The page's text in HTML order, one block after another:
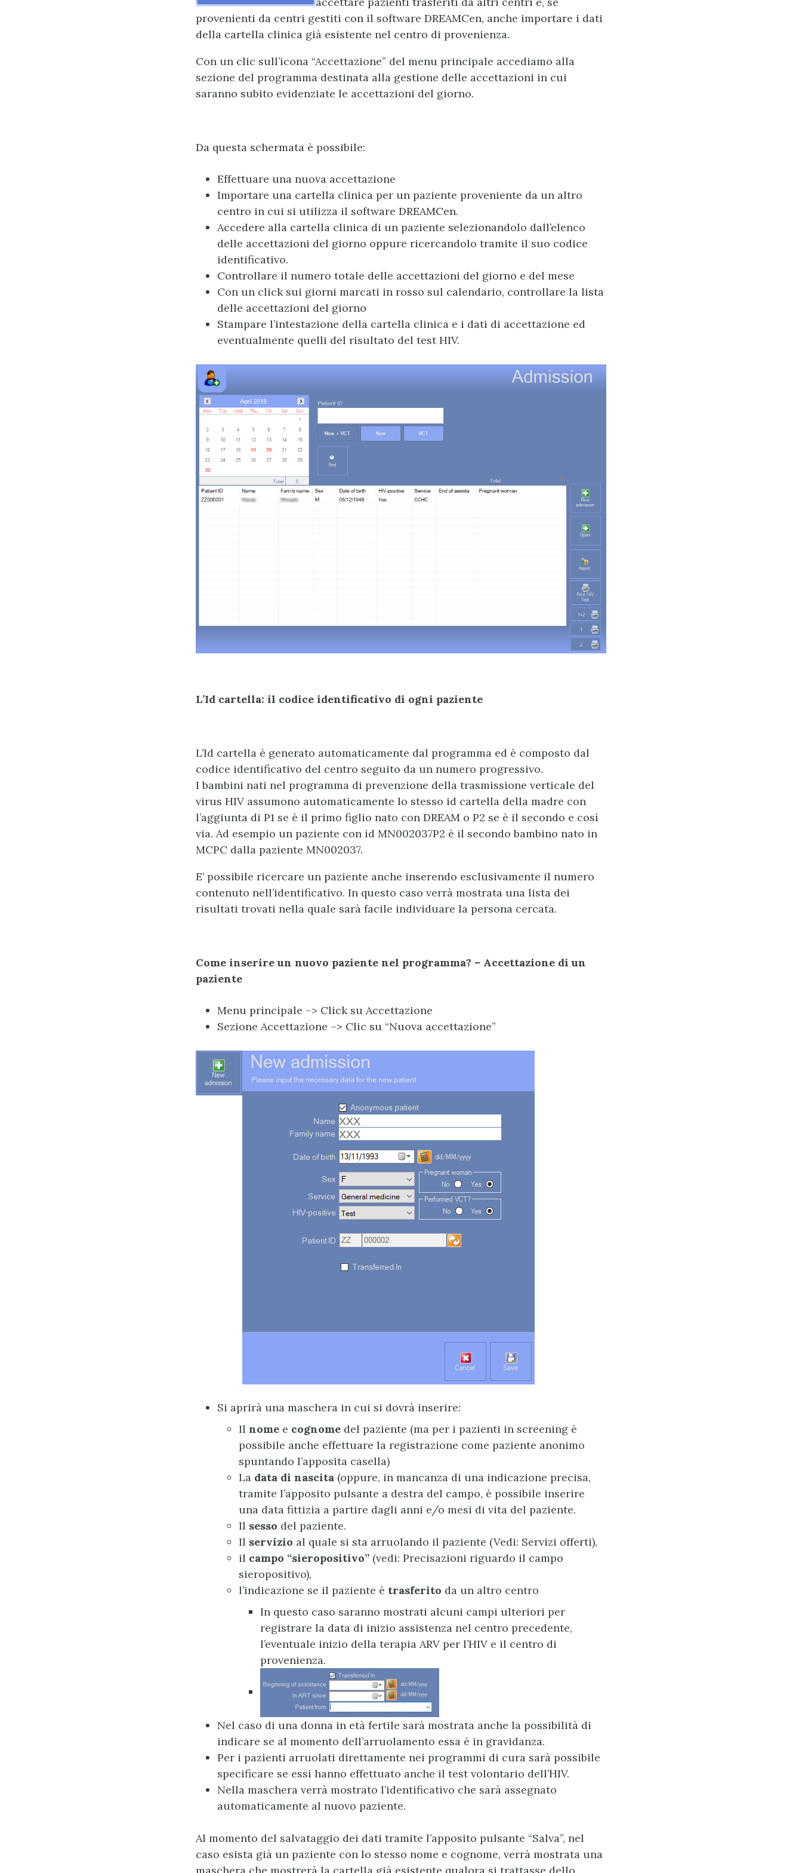
provenienti da centri gestiti con il software DREAMCen, anche importare i dati
della cartella clinica già esistente nel centro di provenienza.
Con un clic sull’icona “Accettazione” del menu principale accediamo alla
sezione del programma destinata alla gestione delle accettazioni in cui
saranno subito evidenziate le accettazioni del giorno.
Da questa schermata è possibile:
Effettuare una nuova accettazione
Importare una cartella clinica per un paziente proveniente da un altro
centro in cui si utilizza il software DREAMCen.
Accedere alla cartella clinica di un paziente selezionandolo dall’elenco
delle accettazioni del giorno oppure ricercandolo tramite il suo codice
identificativo.
Controllare il numero totale delle accettazioni del giorno e del mese
Con un click sui giorni marcati in rosso sul calendario, controllare la lista
delle accettazioni del giorno
Stampare l’intestazione della cartella clinica e i dati di accettazione ed
eventualmente quelli del risultato del test HIV.
L’Id cartella: il codice identificativo di ogni paziente
L’Id cartella è generato automaticamente dal programma ed è composto dal
codice identificativo del centro seguito da un numero progressivo.
I bambini nati nel programma di prevenzione della trasmissione verticale del
virus HIV assumono automaticamente lo stesso id cartella della madre con
l’aggiunta di P1 se è il primo figlio nato con DREAM o P2 se è il secondo e così
via. Ad esempio un paziente con id MN002037P2 è il secondo bambino nato in
MCPC dalla paziente MN002037.
E’ possibile ricercare un paziente anche inserendo esclusivamente il numero
contenuto nell’identificativo. In questo caso verrà mostrata una lista dei
risultati trovati nella quale sarà facile individuare la persona cercata.
Come inserire un nuovo paziente nel programma? – Accettazione di un
paziente
Menu principale –> Click su Accettazione
Sezione Accettazione –> Clic su “Nuova accettazione”
Si aprirà una maschera in cui si dovrà inserire:
Il nome e cognome del paziente (ma per i pazienti in screening è
possibile anche effettuare la registrazione come paziente anonimo
spuntando l’apposita casella)
La data di nascita (oppure, in mancanza di una indicazione precisa,
tramite l’apposito pulsante a destra del campo, è possibile inserire
una data fittizia a partire dagli anni e/o mesi di vita del paziente.
Il sesso del paziente.
Il servizio al quale si sta arruolando il paziente (Vedi: Servizi offerti),
il campo “sieropositivo” (vedi: Precisazioni riguardo il campo
sieropositivo),
l’indicazione se il paziente è trasferito da un altro centro
In questo caso saranno mostrati alcuni campi ulteriori per
registrare la data di inizio assistenza nel centro precedente,
l’eventuale inizio della terapia ARV per l’HIV e il centro di
provenienza.
Nel caso di una donna in età fertile sarà mostrata anche la possibilità di
indicare se al momento dell’arruolamento essa è in gravidanza.
Per i pazienti arruolati direttamente nei programmi di cura sarà possibile
specificare se essi hanno effettuato anche il test volontario dell’HIV.
Nella maschera verrà mostrato l’identificativo che sarà assegnato
automaticamente al nuovo paziente.
Al momento del salvataggio dei dati tramite l’apposito pulsante “Salva”, nel
caso esista già un paziente con lo stesso nome e cognome, verrà mostrata una